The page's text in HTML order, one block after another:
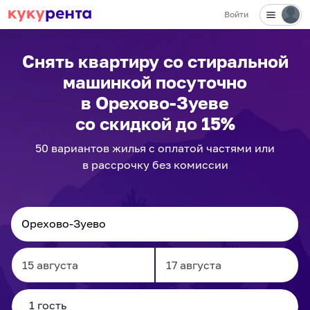
Войти
Снять квартиру со стиральной
машинкой посуточно
в Орехово-Зуеве
со скидкой до 15%
50 вариантов жилья с оплатой частями или
в рассрочку без комиссии
Navigate
forward
Navigate